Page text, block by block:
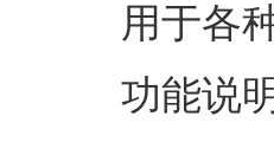
用于各
功能说